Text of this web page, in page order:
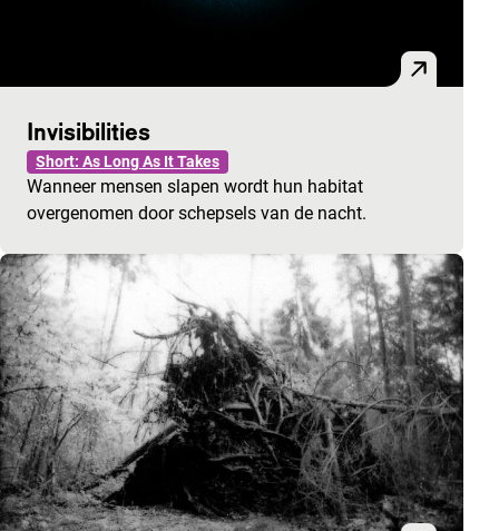
Invisibilities
Short: As Long As It Takes
Wanneer mensen slapen wordt hun habitat
overgenomen door schepsels van de nacht.